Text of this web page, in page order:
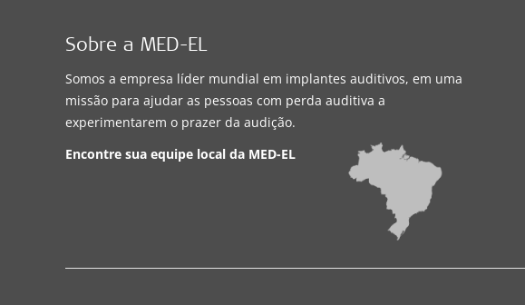
Sobre a MED-EL
Somos a empresa líder mundial em implantes auditivos, em uma
missão para ajudar as pessoas com perda auditiva a
experimentarem o prazer da audição.
Encontre sua equipe local da MED-EL